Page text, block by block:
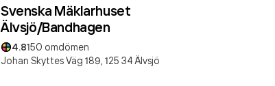
Svenska Mäklarhuset
Älvsjö/Bandhagen
4.8150 omdömen
Johan Skyttes Väg 189, 125 34 Älvsjö